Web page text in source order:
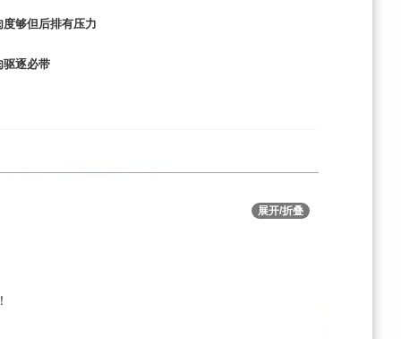
度够但后排有压力
驱逐必带
展开/折叠